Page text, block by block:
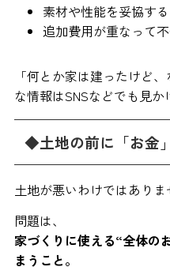
素材や性能を妥協する
追加費用が重なって
「何とか家は建ったけど
な情報はSNSなどでも見か
◆土地の前に「お金
土地が悪いわけではありま
問題は、
家づくりに使える“全体の
まうこと。